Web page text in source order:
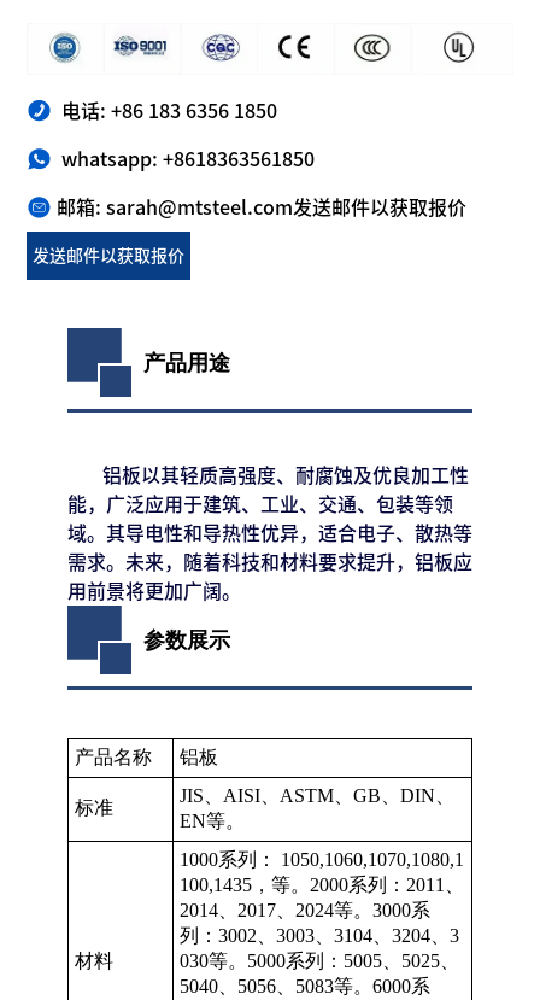
电话: +86 183 6356 1850
whatsapp: +8618363561850
邮箱: sarah@mtsteel.com发送邮件以获取报价
发送邮件以获取报价
产品用途
铝板以其轻质高强度、耐腐蚀及优良加工性
能，广泛应用于建筑、工业、交通、包装等领
域。其导电性和导热性优异，适合电子、散热等
需求。未来，随着科技和材料要求提升，铝板应
用前景将更加广阔。
参数展示
产品名称 铝板
标准
JIS、AISI、ASTM、GB、DIN、
EN等。
材料
1000系列： 1050,1060,1070,1080,1
100,1435，等。2000系列：2011、
2014、2017、2024等。3000系
列：3002、3003、3104、3204、3
030等。5000系列：5005、5025、
5040、5056、5083等。6000系